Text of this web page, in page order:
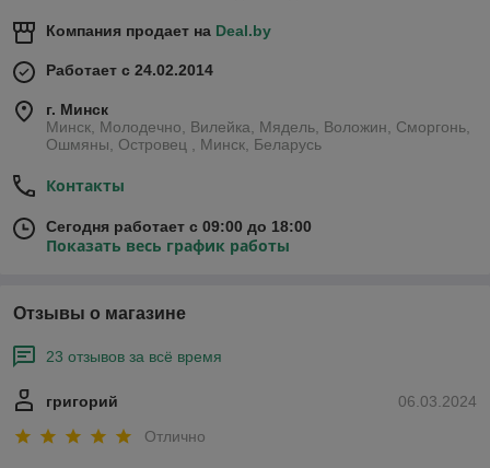
Компания продает на Deal.by
Работает с 24.02.2014
г. Минск
Минск, Молодечно, Вилейка, Мядель, Воложин, Сморгонь,
Ошмяны, Островец , Минск, Беларусь
Контакты
Сегодня работает с 09:00 до 18:00
Показать весь график работы
Отзывы о магазине
23 отзывов за всё время
06.03.2024
григорий
Отлично